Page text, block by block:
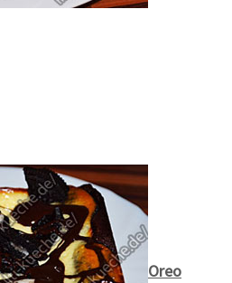
Oreo